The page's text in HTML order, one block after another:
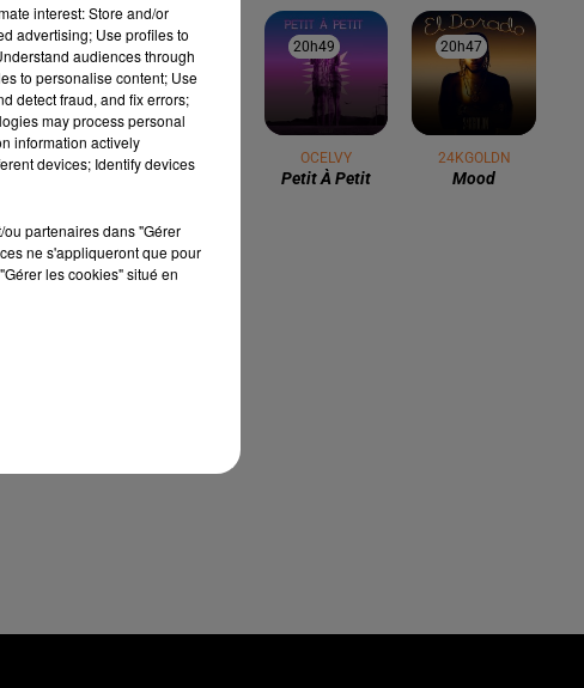
À LA UNE
3 août 2026
interest: Store and/or
advertising; Use profiles to
audiences through
to personalise content; Use
detect fraud, and fix errors;
may process personal
information actively
devices; Identify devices
partenaires dans "Gérer
ne s'appliqueront que pour
les cookies" situé en